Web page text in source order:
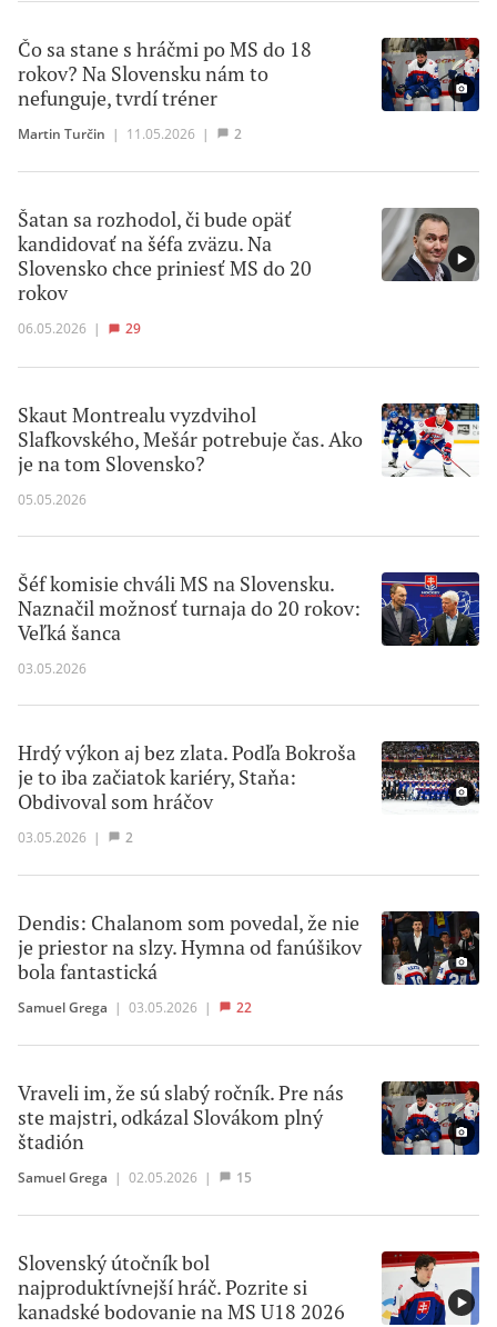
Čo sa stane s hráčmi po MS do 18
rokov? Na Slovensku nám to
nefunguje, tvrdí tréner
Martin Turčin | 11.05.2026 | 2
Šatan sa rozhodol, či bude opäť
kandidovať na šéfa zväzu. Na
Slovensko chce priniesť MS do 20
rokov
06.05.2026 | 29
Skaut Montrealu vyzdvihol
Slafkovského, Mešár potrebuje čas. Ako
je na tom Slovensko?
05.05.2026
Šéf komisie chváli MS na Slovensku.
Naznačil možnosť turnaja do 20 rokov:
Veľká šanca
03.05.2026
Hrdý výkon aj bez zlata. Podľa Bokroša
je to iba začiatok kariéry, Staňa:
Obdivoval som hráčov
03.05.2026 | 2
Dendis: Chalanom som povedal, že nie
je priestor na slzy. Hymna od fanúšikov
bola fantastická
Samuel Grega | 03.05.2026 | 22
Vraveli im, že sú slabý ročník. Pre nás
ste majstri, odkázal Slovákom plný
štadión
Samuel Grega | 02.05.2026 | 15
Slovenský útočník bol
najproduktívnejší hráč. Pozrite si
kanadské bodovanie na MS U18 2026